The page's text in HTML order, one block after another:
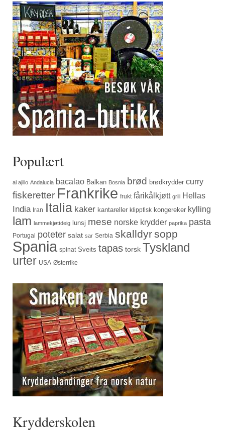
Populært
al ajillo Andalucia bacalao Balkan Bosnia brød brødkrydder curry
fiskeretter Frankrike frukt fårikålkjøtt grill Hellas
India Iran Italia kaker kantareller klippfisk kongereker kylling
lam lammekjøttdeig lunsj mese norske krydder paprika pasta
Portugal poteter salat sar Serbia skalldyrsopp
Spania spinat Sveits tapas torsk Tyskland
urter USA Østerrike
Krydderskolen